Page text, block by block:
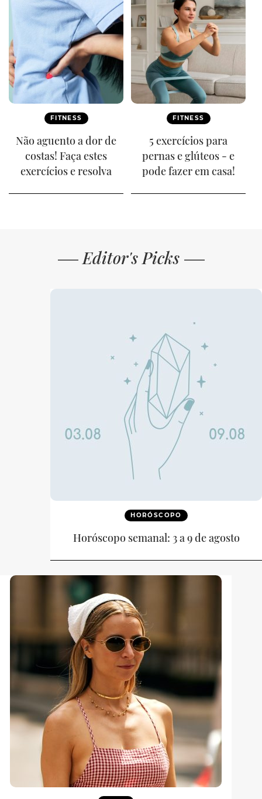
FITNESS
Não aguento a dor de
costas! Faça estes
exercícios e resolva
FITNESS
5 exercícios para
pernas e glúteos - e
pode fazer em casa!
Editor's Picks
HORÓSCOPO
Horóscopo semanal: 3 a 9 de agosto